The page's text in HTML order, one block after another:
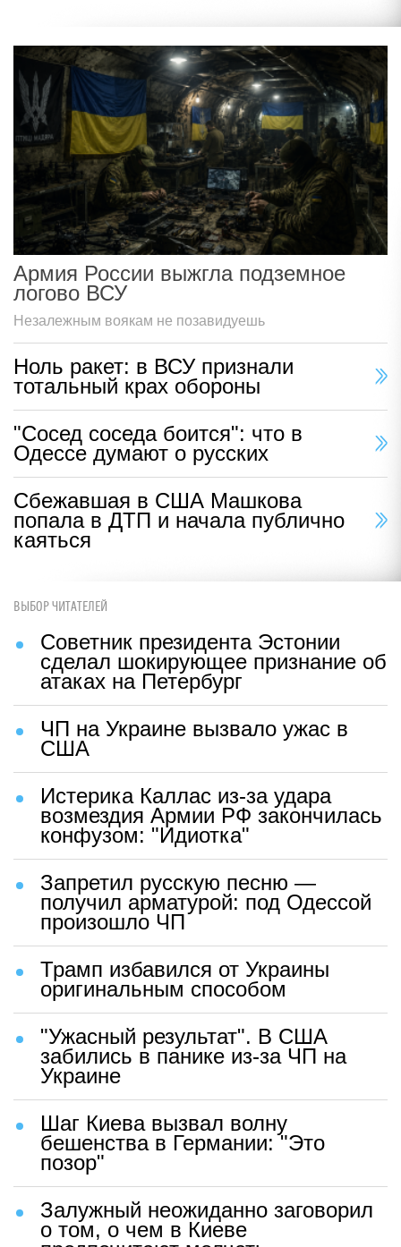
Армия России выжгла подземное
логово ВСУ
Незалежным воякам не позавидуешь
Ноль ракет: в ВСУ признали
тотальный крах обороны
"Сосед соседа боится": что в
Одессе думают о русских
Сбежавшая в США Машкова
попала в ДТП и начала публично
каяться
ВЫБОР ЧИТАТЕЛЕЙ
Советник президента Эстонии
сделал шокирующее признание об
атаках на Петербург
ЧП на Украине вызвало ужас в
США
Истерика Каллас из-за удара
возмездия Армии РФ закончилась
конфузом: "Идиотка"
Запретил русскую песню —
получил арматурой: под Одессой
произошло ЧП
Трамп избавился от Украины
оригинальным способом
"Ужасный результат". В США
забились в панике из-за ЧП на
Украине
Шаг Киева вызвал волну
бешенства в Германии: "Это
позор"
Залужный неожиданно заговорил
о том, о чем в Киеве